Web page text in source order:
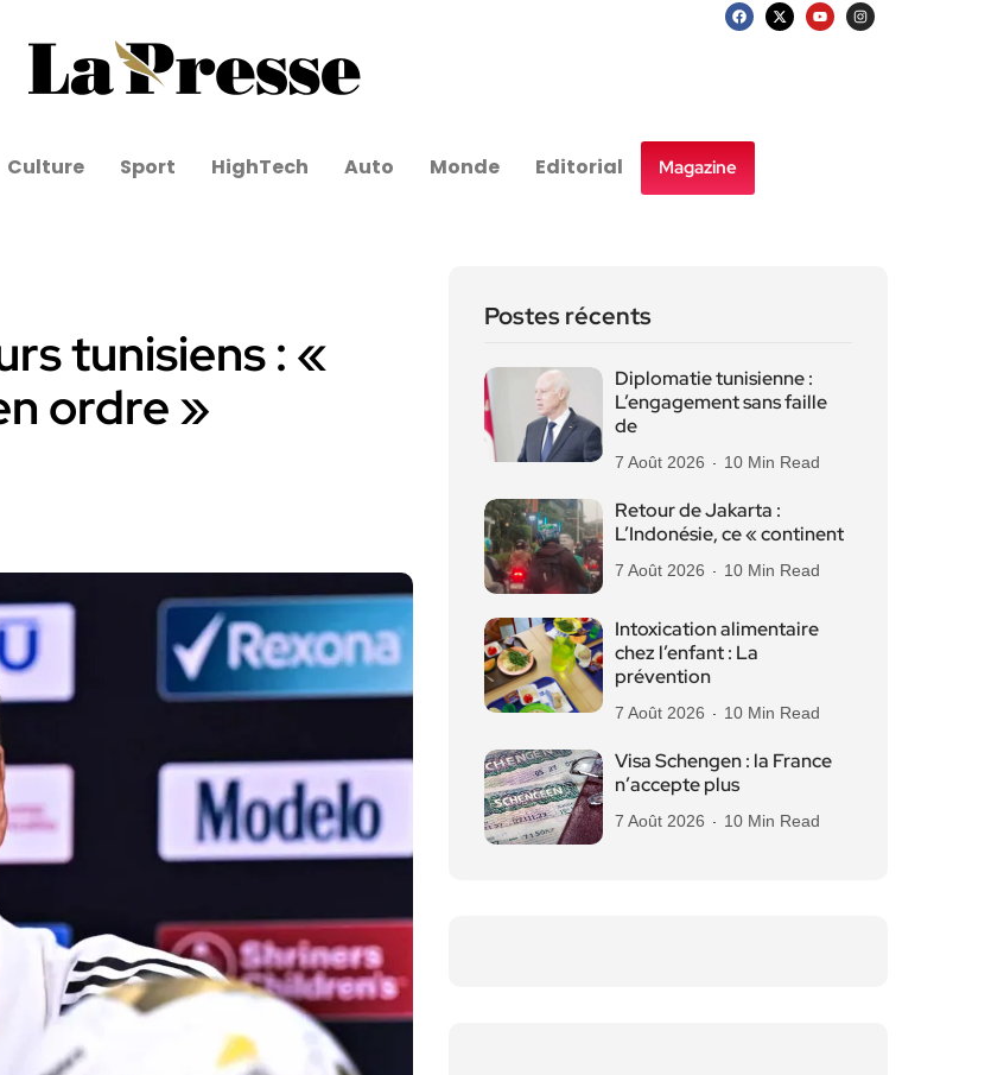
Culture Sport HighTech Auto Monde Editorial Magazine
tunisiens : «
ordre »
Postes récents
Diplomatie tunisienne :
L’engagement sans faille
de
7 Août 2026 10 Min Read
Retour de Jakarta :
L’Indonésie, ce « continent
7 Août 2026 10 Min Read
Intoxication alimentaire
chez l’enfant : La
prévention
7 Août 2026 10 Min Read
Visa Schengen : la France
n’accepte plus
7 Août 2026 10 Min Read